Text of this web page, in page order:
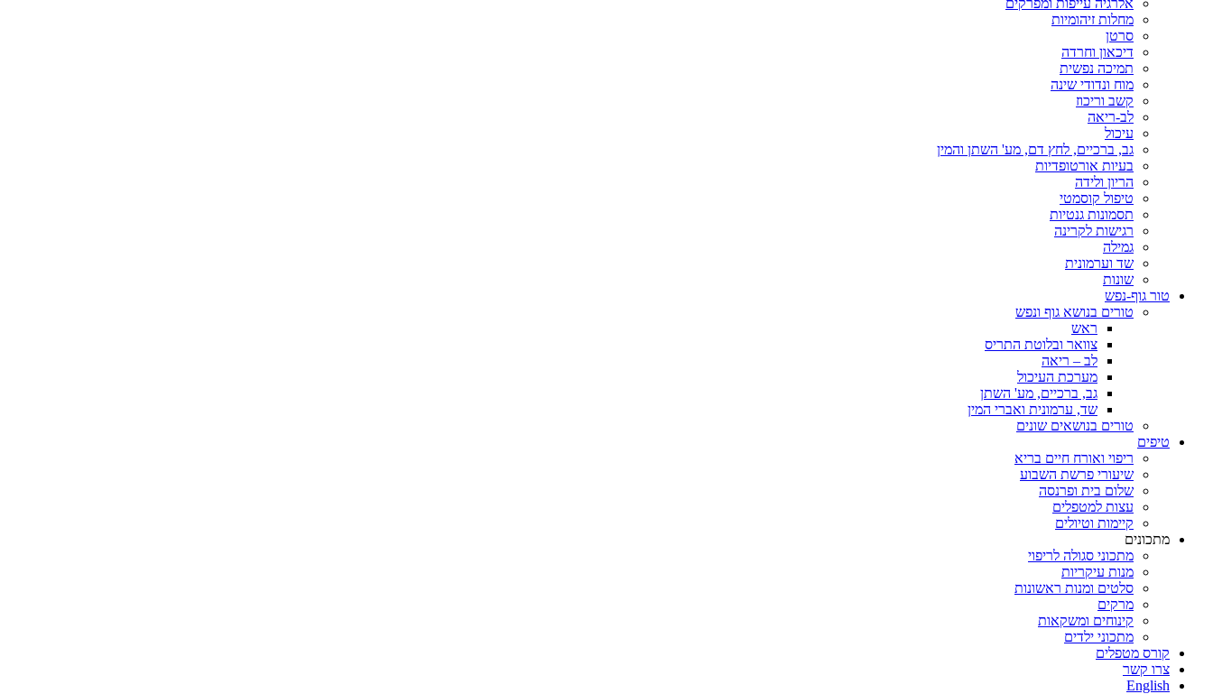
אלרגיה עייפות ומפרקים
מחלות זיהומיות
סרטן
דיכאון וחרדה
תמיכה נפשית
מוח ונדודי שינה
קשב וריכוז
לב-ריאה
עיכול
גב, ברכיים, לחץ דם, מע' השתן והמין
בעיות אורטופדיות
הריון ולידה
טיפול קוסמטי
תסמונות גנטיות
רגישות לקרינה
גמילה
שד וערמונית
שונות
טור גוף-נפש
טורים בנושא גוף ונפש
ראש
צוואר ובלוטת התריס
לב – ריאה
מערכת העיכול
גב, ברכיים, מע' השתן
שד, ערמונית ואברי המין
טורים בנושאים שונים
טיפים
ריפוי ואורח חיים בריא
שיעורי פרשת השבוע
שלום בית ופרנסה
עצות למטפלים
קיימות וטיולים
מתכונים
מתכוני סגולה לריפוי
מנות עיקריות
סלטים ומנות ראשונות
מרקים
קינוחים ומשקאות
מתכוני ילדים
קורס מטפלים
צרו קשר
English